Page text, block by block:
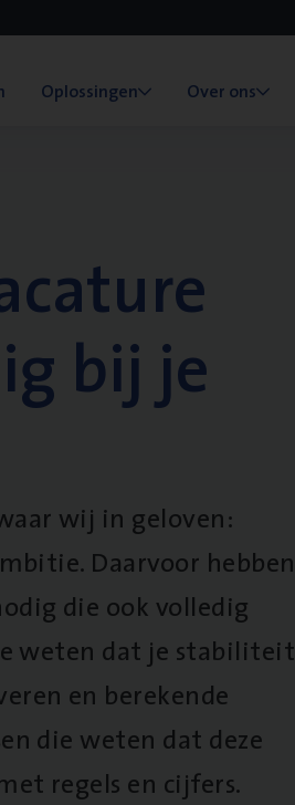
Oplossingen Over ons
bij je
wij in geloven:
Daarvoor hebben
die ook volledig
weten dat je stabiliteit
en berekende
die weten dat deze
regels en cijfers.